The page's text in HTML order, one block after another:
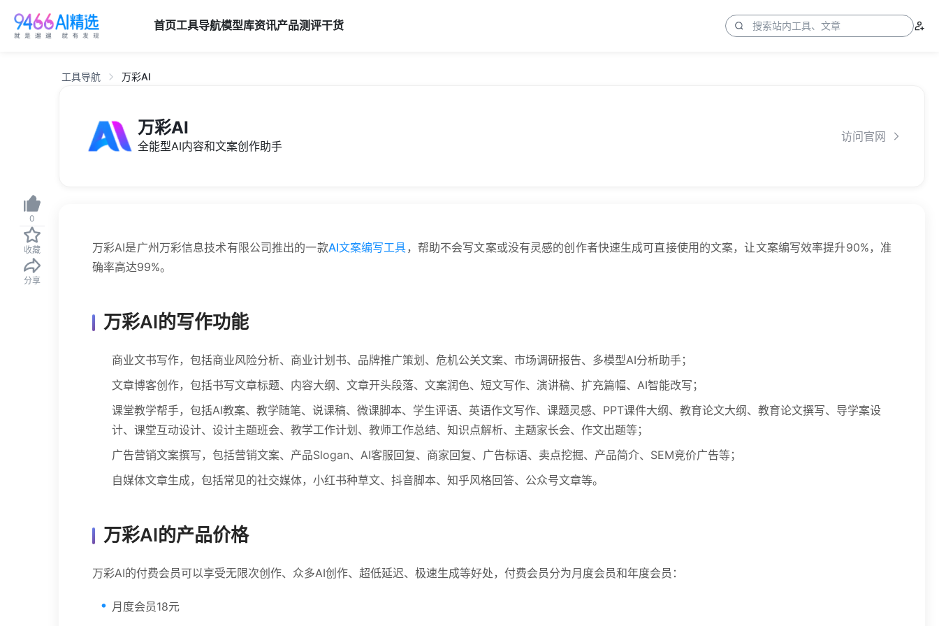
首页工具导航模型库资讯产品测评干货
0
收藏
分享
工具导航 万彩AI
万彩AI
全能型AI内容和文案创作助手
访问官网
万彩AI是广州万彩信息技术有限公司推出的一款AI文案编写工具 ，帮助不会写文案或没有灵感的创作者快速生成可直接使用的文案，让文案编写效率提升90%，准
确率高达99%。
万彩AI的写作功能
商业文书写作，包括商业风险分析、商业计划书、品牌推广策划、危机公关文案、市场调研报告、多模型AI分析助手；
文章博客创作，包括书写文章标题、内容大纲、文章开头段落、文案润色、短文写作、演讲稿、扩充篇幅、AI智能改写；
课堂教学帮手，包括AI教案、教学随笔、说课稿、微课脚本、学生评语、英语作文写作、课题灵感、PPT课件大纲、教育论文大纲、教育论文撰写、导学案设
计、课堂互动设计、设计主题班会、教学工作计划、教师工作总结、知识点解析、主题家长会、作文出题等；
广告营销文案撰写，包括营销文案、产品Slogan、AI客服回复、商家回复、广告标语、卖点挖掘、产品简介、SEM竞价广告等；
自媒体文章生成，包括常见的社交媒体，小红书种草文、抖音脚本、知乎风格回答、公众号文章等。
万彩AI的产品价格
万彩AI的付费会员可以享受无限次创作、众多AI创作、超低延迟、极速生成等好处，付费会员分为月度会员和年度会员：
月度会员18元